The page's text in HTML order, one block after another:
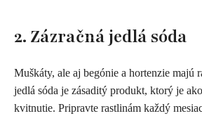
2. Zázračná jedlá sóda
Muškáty, ale aj begónie a hortenzie majú
jedlá sóda je zásaditý produkt, ktorý je
kvitnutie. Pripravte rastlinám každý